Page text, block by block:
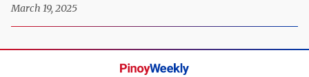
March 19, 2025
Pinoy